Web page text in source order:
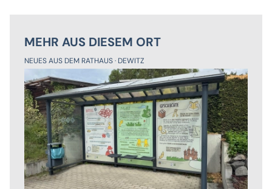
MEHR AUS DIESEM ORT
NEUES AUS DEM RATHAUS DEWITZ